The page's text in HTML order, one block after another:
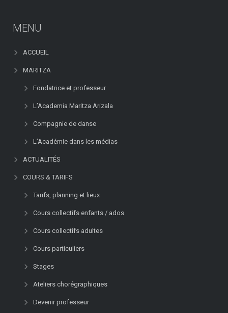
MENU
ACCUEIL
MARITZA
Fondatrice et professeur
L’Academia Maritza Arizala
Compagnie de danse
L’Académie dans les médias
ACTUALITÉS
COURS & TARIFS
Tarifs, planning et lieux
Cours collectifs enfants / ados
Cours collectifs adultes
Cours particuliers
Stages
Ateliers chorégraphiques
Devenir professeur